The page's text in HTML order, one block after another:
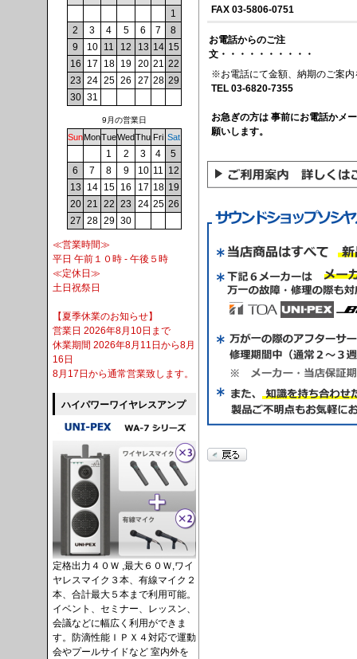
FAX 03-5806-0751
お電話からのご注
文・・・・・・・・・・
※お電話にて金額、納期のご案内
TEL 03-6820-7355
お急ぎの方は 事前にお電話かメ
願いします。
1
2
3 4 5 6 7
8
9
10 11 12 13 14 15
16
17 18 19 20 21 22
23 24 25 26 27 28 29
30 31
9月の営業日
SunMonTueWedThu Fri Sat
1 2 3 4
5
6
7 8 9 10 11 12
13
14 15 16 17 18 19
20 21 22 23 24 25 26
27 28 29 30
≪営業時間≫
平日 午前１０時 - 午後５時
≪定休日≫
土日祝祭日
【夏季休業のお知らせ】
営業日 2026年8月10日まで
休業期間 2026年8月11日から8月
16日
8月17日から通常営業致します。
ハイパワーワイヤレスアンプ
定格出力４０Ｗ ,最大６０Ｗ,ワイ
ヤレスマイク３本、有線マイク２
本、合計最大５本まで利用可能。
イベント、セミナー、レッスン、
会議などに幅広く利用ができま
す。防滴性能ＩＰＸ４対応で運動
会やプールサイドなど 室内外を